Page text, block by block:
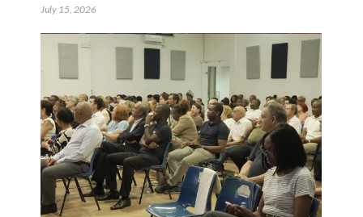
July 15, 2026